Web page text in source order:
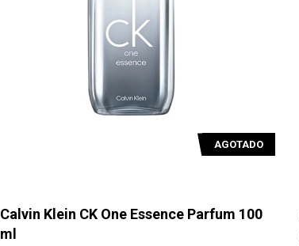
AGOTADO
Calvin Klein CK One Essence Parfum 100
ml